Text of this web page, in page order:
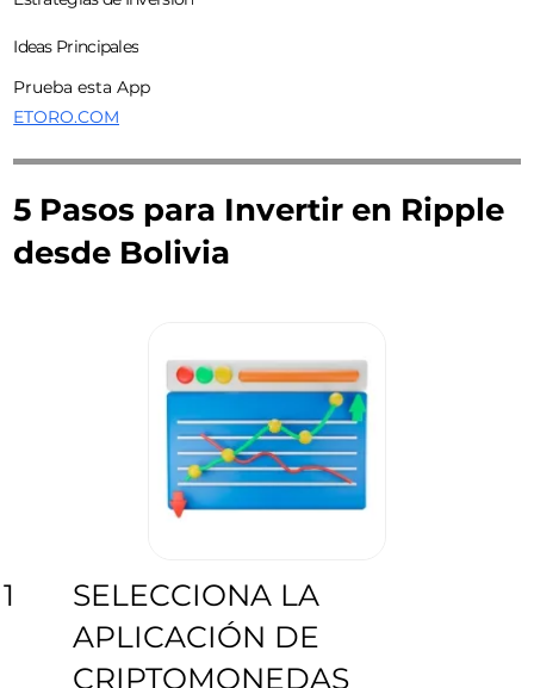
Ideas Principales
Prueba esta App
ETORO.COM
5 Pasos para Invertir en Ripple
desde Bolivia
1
SELECCIONA LA
APLICACIÓN DE
CRIPTOMONEDAS